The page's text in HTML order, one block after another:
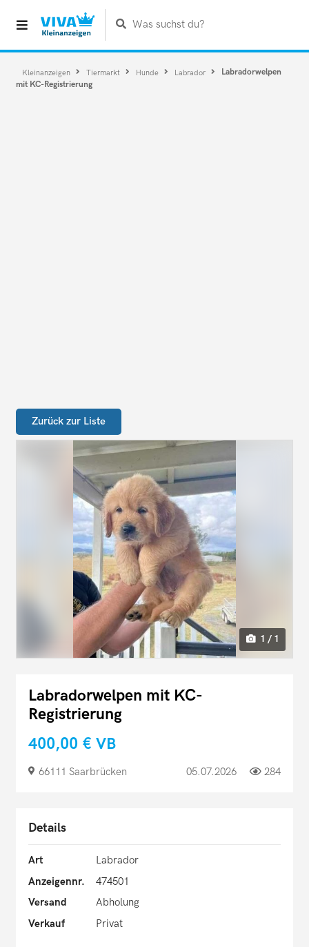
Was suchst du?
Kleinanzeigen Tiermarkt Hunde Labrador
Labradorwelpen
mit KC-Registrierung
Zurück zur Liste
1 / 1
Labradorwelpen mit KC-
Registrierung
400,00 € VB
66111 Saarbrücken 05.07.2026 284
Details
Art
Labrador
Anzeigennr.
474501
Versand
Abholung
Verkauf
Privat